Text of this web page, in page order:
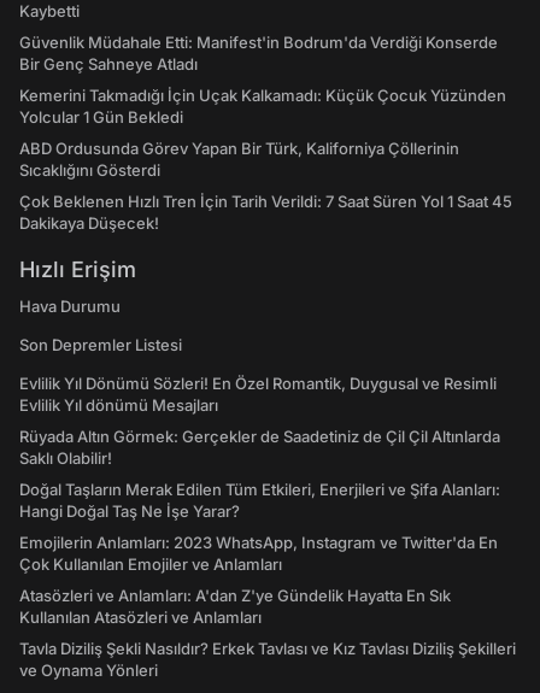
Kaybetti
Güvenlik Müdahale Etti: Manifest'in Bodrum'da Verdiği Konserde
Bir Genç Sahneye Atladı
Kemerini Takmadığı İçin Uçak Kalkamadı: Küçük Çocuk Yüzünden
Yolcular 1 Gün Bekledi
ABD Ordusunda Görev Yapan Bir Türk, Kaliforniya Çöllerinin
Sıcaklığını Gösterdi
Çok Beklenen Hızlı Tren İçin Tarih Verildi: 7 Saat Süren Yol 1 Saat 45
Dakikaya Düşecek!
Hızlı Erişim
Hava Durumu
Son Depremler Listesi
Evlilik Yıl Dönümü Sözleri! En Özel Romantik, Duygusal ve Resimli
Evlilik Yıl dönümü Mesajları
Rüyada Altın Görmek: Gerçekler de Saadetiniz de Çil Çil Altınlarda
Saklı Olabilir!
Doğal Taşların Merak Edilen Tüm Etkileri, Enerjileri ve Şifa Alanları:
Hangi Doğal Taş Ne İşe Yarar?
Emojilerin Anlamları: 2023 WhatsApp, Instagram ve Twitter'da En
Çok Kullanılan Emojiler ve Anlamları
Atasözleri ve Anlamları: A'dan Z'ye Gündelik Hayatta En Sık
Kullanılan Atasözleri ve Anlamları
Tavla Diziliş Şekli Nasıldır? Erkek Tavlası ve Kız Tavlası Diziliş Şekilleri
ve Oynama Yönleri